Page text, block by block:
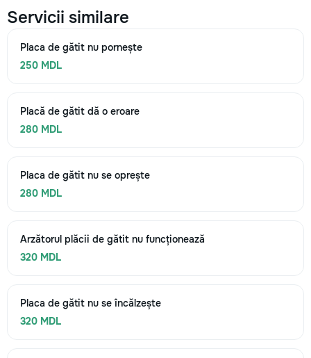
Servicii similare
Placa de gătit nu pornește
250 MDL
Placă de gătit dă o eroare
280 MDL
Placa de gătit nu se oprește
280 MDL
Arzătorul plăcii de gătit nu funcționează
320 MDL
Placa de gătit nu se încălzește
320 MDL